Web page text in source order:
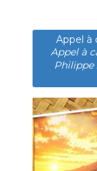
Appel à
Appel à
Philippe